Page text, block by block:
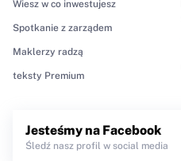
Wiesz w co inwestujesz
Spotkanie z zarządem
Maklerzy radzą
teksty Premium
Jesteśmy na Facebook
Śledź nasz profil w social media